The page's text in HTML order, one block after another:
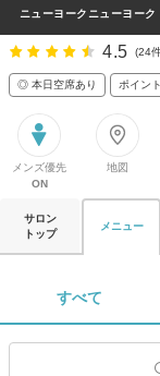
ニューヨークニューヨーク
4.5 (24
◎ 本日空席あり ポイン
メンズ優先
ON
地図
サロン
トップ
メニュー
すべて